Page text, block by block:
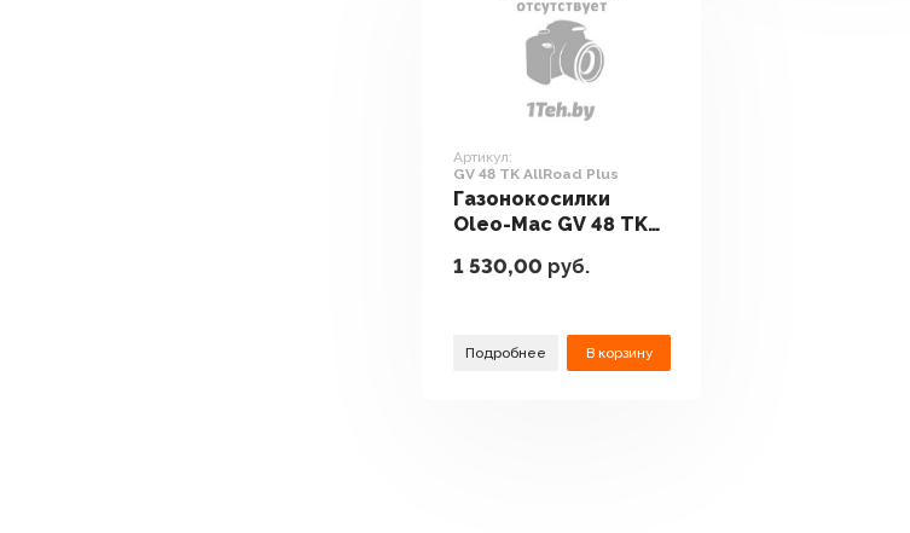
Артикул:
GV 48 TK AllRoad Plus
Газонокосилки
Oleo-Mac GV 48 TK
1 530,00 руб.
Подробнее В корзину